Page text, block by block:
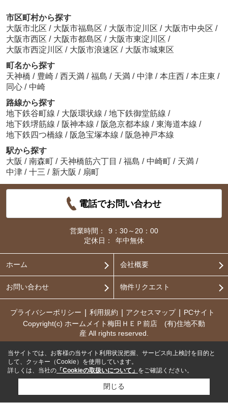
市区町村から探す
大阪市北区 / 大阪市福島区 / 大阪市淀川区 / 大阪市中央区 /
大阪市西区 / 大阪市都島区 / 大阪市東淀川区 /
大阪市西淀川区 / 大阪市浪速区 / 大阪市城東区
町名から探す
天神橋 / 豊崎 / 西天満 / 福島 / 天満 / 中津 / 本庄西 / 本庄東 /
同心 / 中崎
路線から探す
地下鉄谷町線 / 大阪環状線 / 地下鉄御堂筋線 /
地下鉄堺筋線 / 阪神本線 / 阪急京都本線 / 東海道本線 /
地下鉄四つ橋線 / 阪急宝塚本線 / 阪急神戸本線
駅から探す
大阪 / 南森町 / 天神橋筋六丁目 / 福島 / 中崎町 / 天満 /
中津 / 十三 / 新大阪 / 扇町
電話でお問い合わせ
営業時間：
9：30～20：00
定休日：
年中無休
ホーム 会社概要
お問い合わせ 物件リクエスト
プライバシーポリシー 利用規約 アクセスマップ
PCサイト
Copyright(c) ホームメイト梅田ＨＥＰ前店 (有)住地不動
産 All rights reserved.
当サイトでは、お客様の当サイト利用状況把握、サービス向上検討を目的と
して、クッキー（Cookie）を使用しています。
詳しくは、当社の 「Cookieの取扱いについて」 をご確認ください。
閉じる